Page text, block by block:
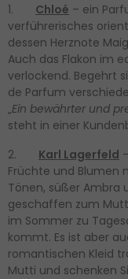
1. Chloé – ein
verführerisches
dessen Herznote
Auch das Flakon im
verlockend. Begehrt
de Parfum
„Ein bewährter und
steht in einer
2. Karl Lagerfeld
Früchte und Blumen
Tönen, süßer Ambra
geschaffen zum
im Sommer zu
kommt. Es ist aber
romantischen Kleid
Mutti und schenken